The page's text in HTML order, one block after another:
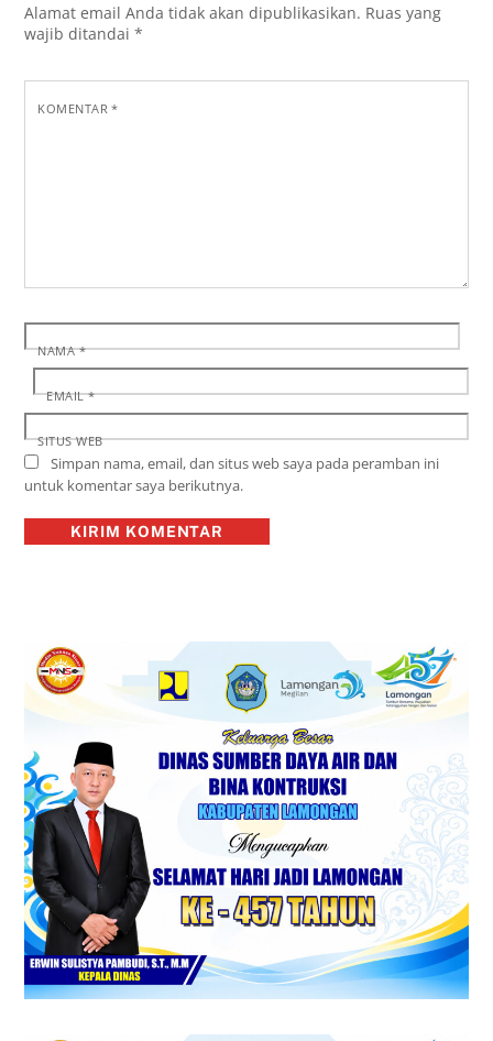
Alamat email Anda tidak akan dipublikasikan. Ruas yang
wajib ditandai*
KOMENTAR*
NAMA*
EMAIL*
SITUS WEB
Simpan nama, email, dan situs web saya pada peramban ini
untuk komentar saya berikutnya.